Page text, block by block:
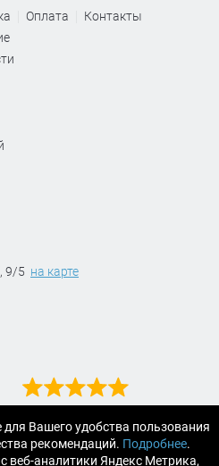
Оплата
Контакты
9/5 на карте
на Яндекс маркет
Читайте отзывы
Вашего удобства пользования
рекомендаций. Подробнее.
веб-аналитики Яндекс Метрика,